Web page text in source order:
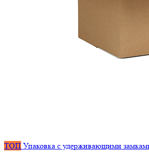
ТОП Упаковка с удерживающими